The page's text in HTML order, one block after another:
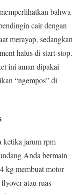
bahwa
cair dengan
merayap, sedangkan
halus di start-stop.
ini aman dipakai
“ngempos” di
ketika jarum rpm
Anda bermain
kg membuat motor
atau ruas